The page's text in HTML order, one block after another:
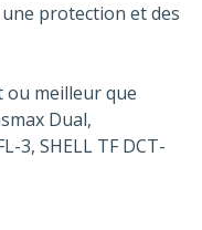
protection et des
ou meilleur que
Dual,
3, SHELL TF DCT-